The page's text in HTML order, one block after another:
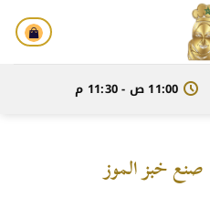
11:00 ص - 11:30 م
صنع خبز الموز